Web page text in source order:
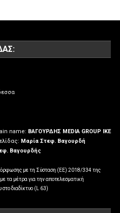
name: ΒΑΓΟΥΡΔΗΣ MEDIA GROUP IKE
Μαρία Στεφ. Βαγουρδή
Βαγουρδής
με τη Σύσταση (ΕΕ) 2018/334 της
τα μέτρα για την αποτελεσματική
διαδίκτυο (L 63)